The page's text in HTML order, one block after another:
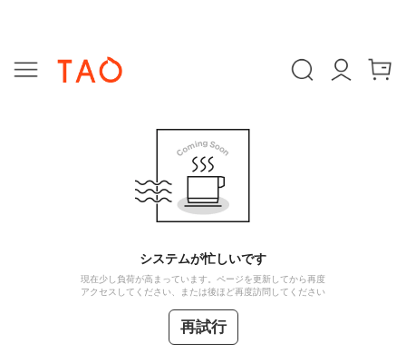
システムが忙しいです
現在少し負荷が高まっています。ページを更新してから再度
アクセスしてください、または後ほど再度訪問してください
再試行